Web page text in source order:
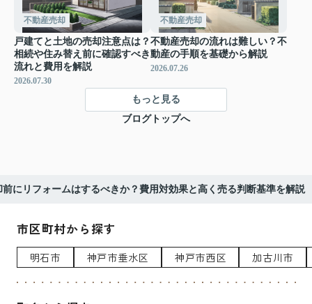
不動産売却
戸建てと土地の売却注意点は？
相続や住み替え前に確認すべき
流れと費用を解説
2026.07.30
不動産売却
不動産売却の流れは難しい？不
動産の手順を基礎から解説
2026.07.26
もっと見る
ブログトップへ
にリフォームはするべきか？費用対効果と高く売る判断基準を解説
市区町村から探す
明石市 神戸市垂水区 神戸市西区 加古川市